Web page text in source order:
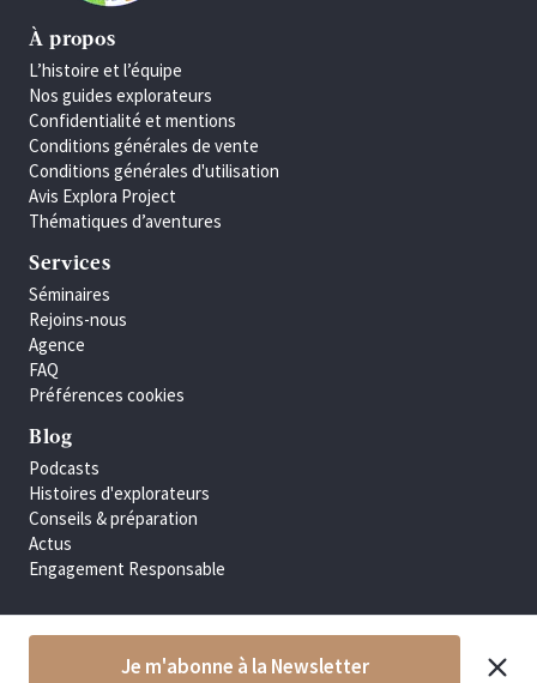
Je m'abonne à la Newsletter
À propos
L’histoire et l’équipe
Nos guides explorateurs
Confidentialité et mentions
Conditions générales de vente
Conditions générales d'utilisation
Avis Explora Project
Thématiques d’aventures
Services
Séminaires
Rejoins-nous
Agence
FAQ
Préférences cookies
Blog
Podcasts
Histoires d'explorateurs
Conseils & préparation
Actus
Engagement Responsable